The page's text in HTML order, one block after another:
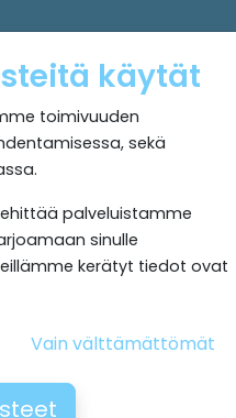
Kokemuksia Rekrytointi
käytät
toimivuuden
sekä
palveluistamme
sinulle
kerätyt tiedot ovat
Vain välttämättömät